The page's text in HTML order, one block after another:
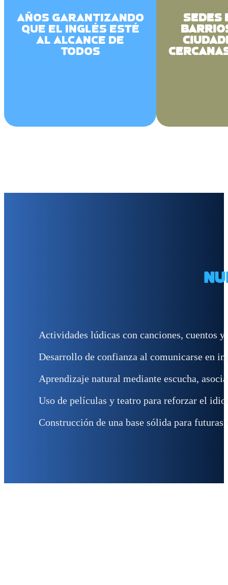
AÑOS GARANTIZANDO
QUE EL INGLÉS ESTÉ
AL ALCANCE DE
TODOS
SEDES
Actividades lúdicas con canciones, cuentos
Desarrollo de confianza al comunicarse en
Aprendizaje natural mediante escucha,
Uso de películas y teatro para reforzar el
Construcción de una base sólida para